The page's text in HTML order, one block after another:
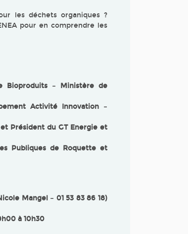
les déchets organiques ?
pour en comprendre les
Bioproduits – Ministère de
Activité Innovation –
et Président du GT Energie et
Publiques de Roquette et
Mangel – 01 53 83 86 18)
à 10h30